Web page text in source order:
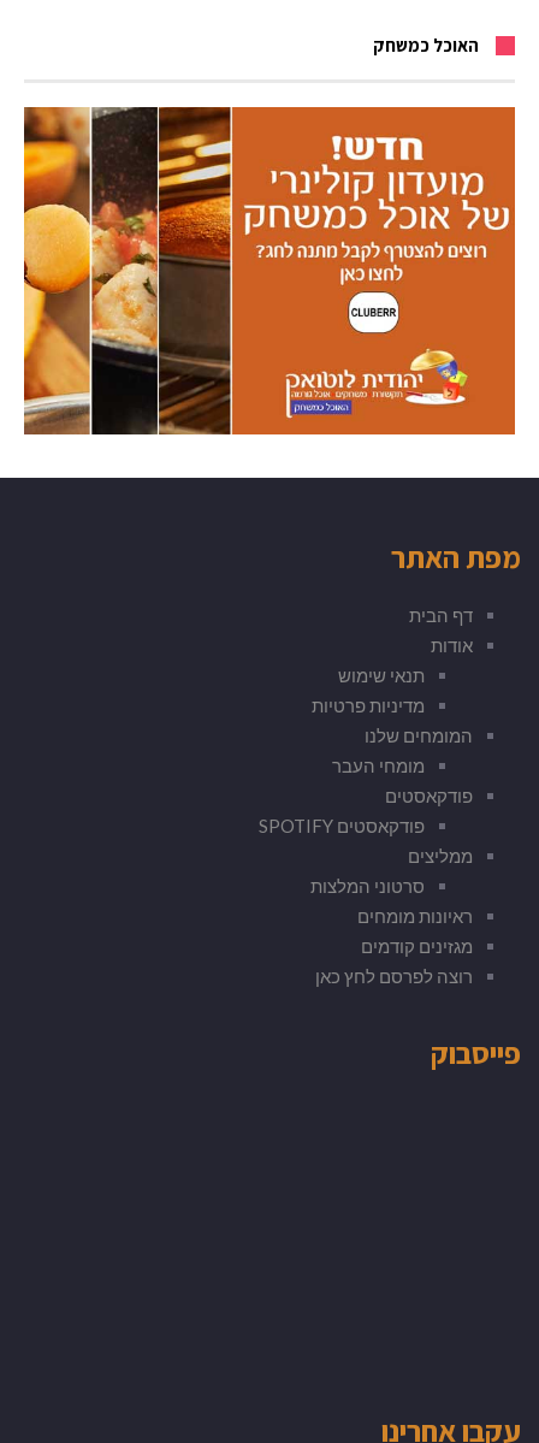
האוכל כמשחק
מפת האתר
דף הבית
אודות
תנאי שימוש
מדיניות פרטיות
המומחים שלנו
מומחי העבר
פודקאסטים
פודקאסטים SPOTIFY
ממליצים
סרטוני המלצות
ראיונות מומחים
מגזינים קודמים
רוצה לפרסם לחץ כאן
פייסבוק
עקבו אחרינו